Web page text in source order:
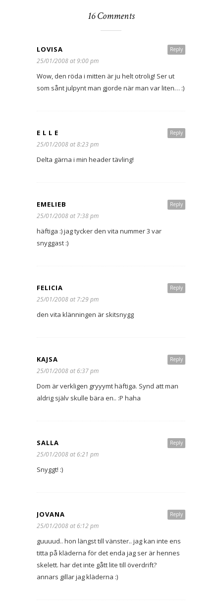
16 Comments
Reply
LOVISA
25/01/2008 at 9:00 pm
Wow, den röda i mitten är ju helt otrolig! Ser ut
som sånt julpynt man gjorde när man var liten… :)
Reply
E L L E
25/01/2008 at 8:23 pm
Delta gärna i min header tävling!
Reply
EMELIEB
25/01/2008 at 7:38 pm
häftiga :) jag tycker den vita nummer 3 var
snyggast :)
Reply
FELICIA
25/01/2008 at 7:29 pm
den vita klänningen är skitsnygg
Reply
KAJSA
25/01/2008 at 6:37 pm
Dom är verkligen gryyymt häftiga. Synd att man
aldrig själv skulle bära en.. :P haha
Reply
SALLA
25/01/2008 at 6:21 pm
Snyggt! :)
Reply
JOVANA
25/01/2008 at 6:12 pm
guuuud.. hon längst till vänster.. jag kan inte ens
titta på kläderna för det enda jag ser är hennes
skelett. har det inte gått lite till överdrift?
annars gillar jag kläderna :)